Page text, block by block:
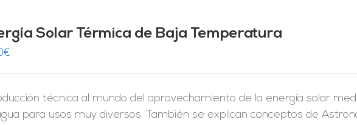
Solar Térmica de Baja Temperatura
€
técnica al mundo del aprovechamiento de la energía solar
para usos muy diversos. También se explican conceptos de